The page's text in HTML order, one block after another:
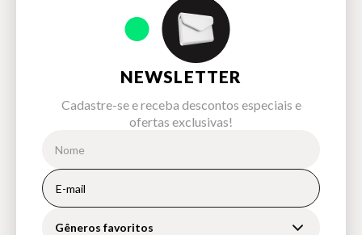
NEWSLETTER
Cadastre-se e receba descontos especiais e
ofertas exclusivas!
Gêneros favoritos